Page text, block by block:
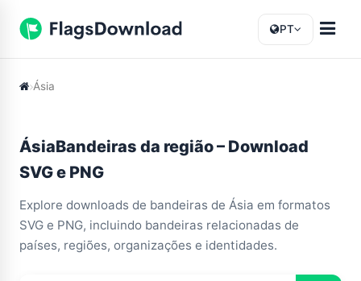
PT
Ásia
ÁsiaBandeiras da região – Download
SVG e PNG
Explore downloads de bandeiras de Ásia em formatos
SVG e PNG, incluindo bandeiras relacionadas de
países, regiões, organizações e identidades.